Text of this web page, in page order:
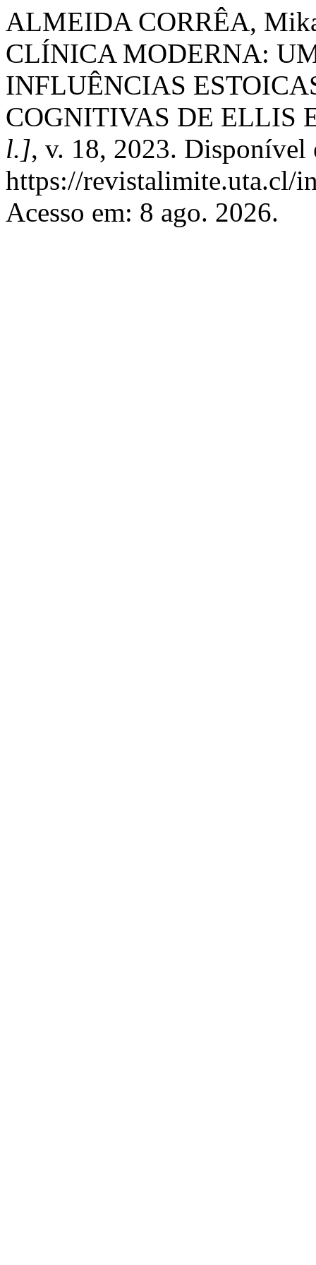
ALMEIDA CORRÊA,
CLÍNICA MODERNA:
INFLUÊNCIAS
COGNITIVAS DE ELLIS
l.], v. 18, 2023. Disponível
https://revistalimite.uta.cl/
Acesso em: 8 ago. 2026.